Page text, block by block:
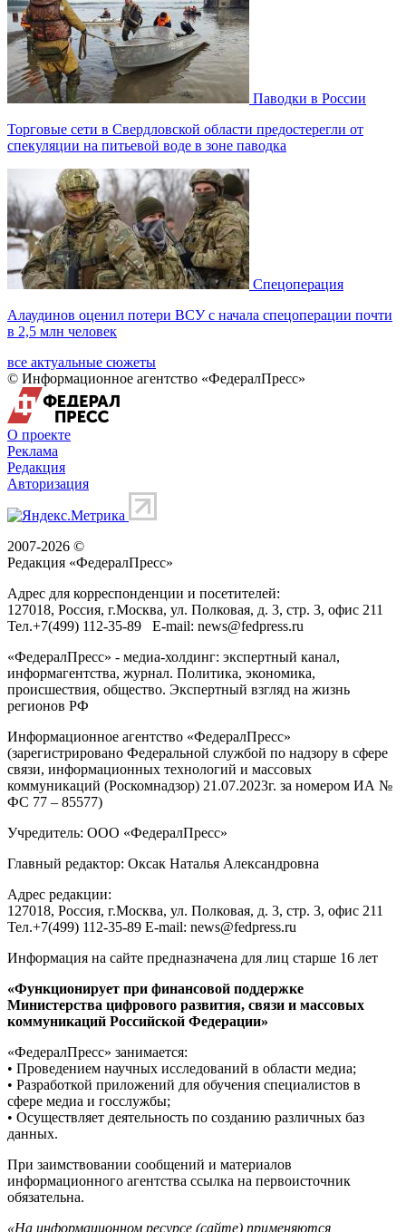
Паводки в России
Торговые сети в Свердловской области предостерегли от
спекуляции на питьевой воде в зоне паводка
Спецоперация
Алаудинов оценил потери ВСУ с начала спецоперации почти
в 2,5 млн человек
все актуальные сюжеты
© Информационное агентство «ФедералПресс»
О проекте
Реклама
Редакция
Авторизация
2007-2026 ©
Редакция «ФедералПресс»
Адрес для корреспонденции и посетителей:
127018, Россия, г.Москва, ул. Полковая, д. 3, стр. 3, офис 211
Тел.+7(499) 112-35-89 E-mail: news@fedpress.ru
«ФедералПресс» - медиа-холдинг: экспертный канал,
информагентства, журнал. Политика, экономика,
происшествия, общество. Экспертный взгляд на жизнь
регионов РФ
Информационное агентство «ФедералПресс»
(зарегистрировано Федеральной службой по надзору в сфере
связи, информационных технологий и массовых
коммуникаций (Роскомнадзор) 21.07.2023г. за номером ИА №
ФС 77 – 85577)
Учредитель: ООО «ФедералПресс»
Главный редактор: Оксак Наталья Александровна
Адрес редакции:
127018, Россия, г.Москва, ул. Полковая, д. 3, стр. 3, офис 211
Тел.+7(499) 112-35-89 E-mail: news@fedpress.ru
Информация на сайте предназначена для лиц старше 16 лет
«Функционирует при финансовой поддержке
Министерства цифрового развития, связи и массовых
коммуникаций Российской Федерации»
«ФедералПресс» занимается:
• Проведением научных исследований в области медиа;
• Разработкой приложений для обучения специалистов в
сфере медиа и госслужбы;
• Осуществляет деятельность по созданию различных баз
данных.
При заимствовании сообщений и материалов
информационного агентства ссылка на первоисточник
обязательна.
«На информационном ресурсе (сайте) применяются